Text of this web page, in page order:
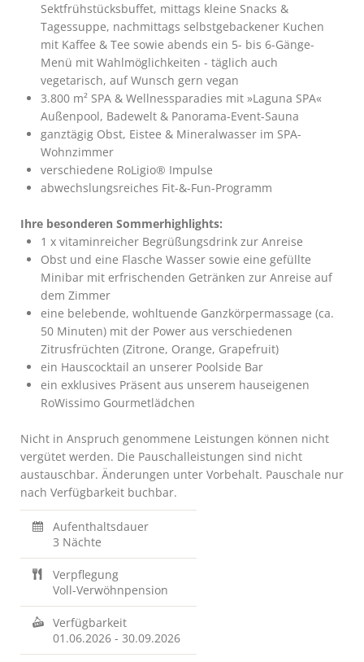
Sektfrühstücksbuffet, mittags kleine Snacks &
Tagessuppe, nachmittags selbstgebackener Kuchen
mit Kaffee & Tee sowie abends ein 5- bis 6-Gänge-
Menü mit Wahlmöglichkeiten - täglich auch
vegetarisch, auf Wunsch gern vegan
3.800 m² SPA & Wellnessparadies mit »Laguna SPA«
Außenpool, Badewelt & Panorama-Event-Sauna
ganztägig Obst, Eistee & Mineralwasser im SPA-
Wohnzimmer
verschiedene RoLigio® Impulse
abwechslungsreiches Fit-&-Fun-Programm
Ihre besonderen Sommerhighlights:
1 x vitaminreicher Begrüßungsdrink zur Anreise
Obst und eine Flasche Wasser sowie eine gefüllte
Minibar mit erfrischenden Getränken zur Anreise auf
dem Zimmer
eine belebende, wohltuende Ganzkörpermassage (ca.
50 Minuten) mit der Power aus verschiedenen
Zitrusfrüchten (Zitrone, Orange, Grapefruit)
ein Hauscocktail an unserer Poolside Bar
ein exklusives Präsent aus unserem hauseigenen
RoWissimo Gourmetlädchen
Nicht in Anspruch genommene Leistungen können nicht
vergütet werden. Die Pauschalleistungen sind nicht
austauschbar. Änderungen unter Vorbehalt. Pauschale nur
nach Verfügbarkeit buchbar.
Aufenthaltsdauer
3 Nächte
Verpflegung
Voll-Verwöhnpension
Verfügbarkeit
01.06.2026 - 30.09.2026